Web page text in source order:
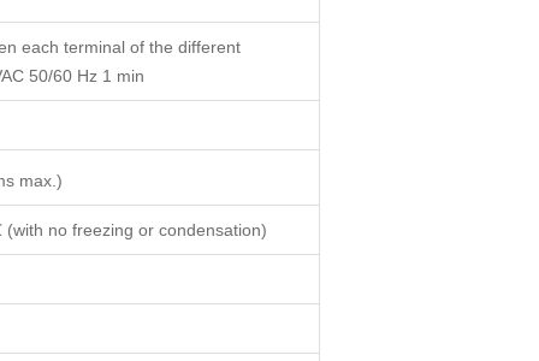
each terminal of the different
50/60 Hz 1 min
max.)
no freezing or condensation)